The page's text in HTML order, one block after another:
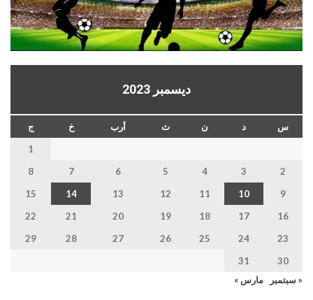
ديسمبر 2023
س د ن ث أرب خ
ج
1
2
3
4
5
6
7
8
9
10
11
12
13
14
15
16
17
18
19
20
21
22
23
24
25
26
27
28
29
30
31
« سبتمبر
مارس »